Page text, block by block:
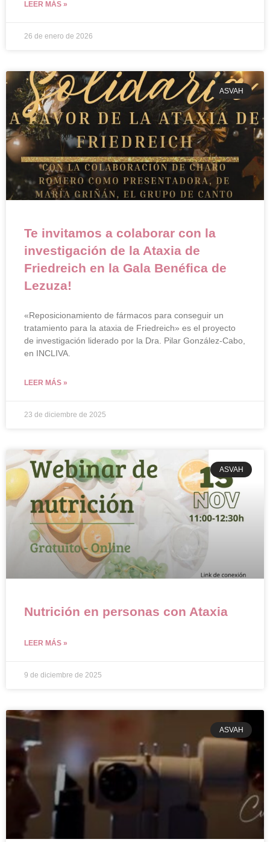
LEER MÁS »
26 de enero de 2026
ASVAH
Te invitamos a colaborar con la
investigación de la Ataxia de
Friedreich en la Gala Benéfica de
Lezuza!
«Reposicionamiento de fármacos para conseguir un
tratamiento para la ataxia de Friedreich» es el proyecto
de investigación liderado por la Dra. Pilar González-Cabo,
en INCLIVA.
LEER MÁS »
23 de diciembre de 2025
ASVAH
Nutrición en personas con Ataxia
LEER MÁS »
9 de diciembre de 2025
ASVAH